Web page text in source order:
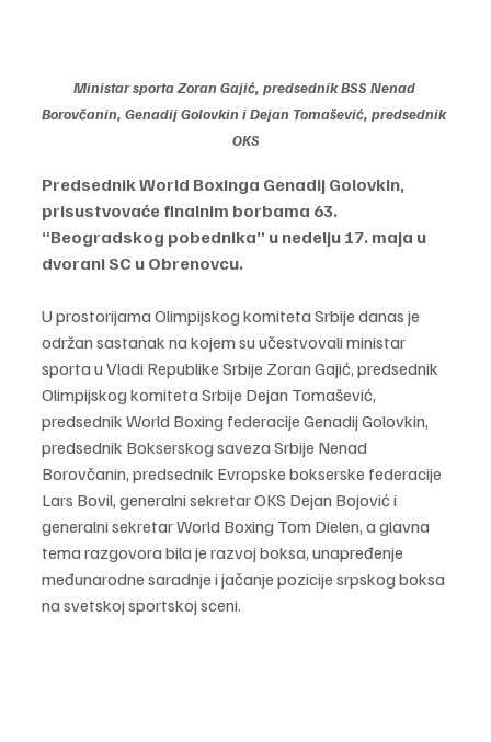
Ministar sporta Zoran Gajić, predsednik BSS Nenad
Borovčanin, Genadij Golovkin i Dejan Tomašević, predsednik
OKS
Predsednik World Boxinga Genadij Golovkin,
prisustvovaće finalnim borbama 63.
“Beogradskog pobednika” u nedelju 17. maja u
dvorani SC u Obrenovcu.
U prostorijama Olimpijskog komiteta Srbije danas je
održan sastanak na kojem su učestvovali ministar
sporta u Vladi Republike Srbije Zoran Gajić, predsednik
Olimpijskog komiteta Srbije Dejan Tomašević,
predsednik World Boxing federacije Genadij Golovkin,
predsednik Bokserskog saveza Srbije Nenad
Borovčanin, predsednik Evropske bokserske federacije
Lars Bovil, generalni sekretar OKS Dejan Bojović i
generalni sekretar World Boxing Tom Dielen, a glavna
tema razgovora bila je razvoj boksa, unapređenje
međunarodne saradnje i jačanje pozicije srpskog boksa
na svetskoj sportskoj sceni.